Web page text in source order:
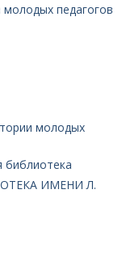
педагогов
молодых
библиотека
ИМЕНИ Л.